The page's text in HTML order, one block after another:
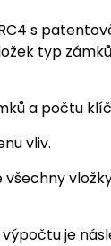
s
typ
a počtu
vliv.
je